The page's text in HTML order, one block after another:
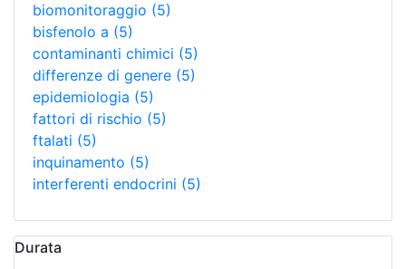
biomonitoraggio (5)
bisfenolo a (5)
contaminanti chimici (5)
differenze di genere (5)
epidemiologia (5)
fattori di rischio (5)
ftalati (5)
inquinamento (5)
interferenti endocrini (5)
Durata